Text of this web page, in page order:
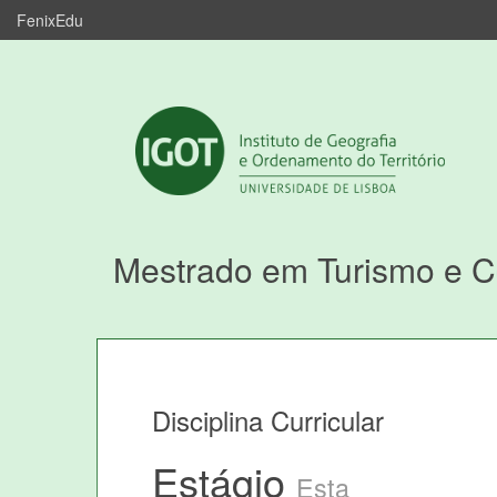
FenixEdu
Mestrado em Turismo e
Disciplina Curricular
Estágio Esta